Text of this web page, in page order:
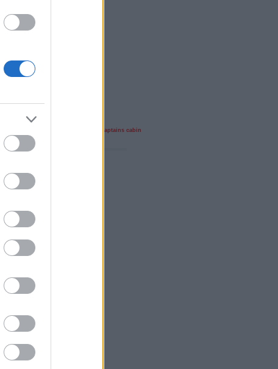
captains cabin